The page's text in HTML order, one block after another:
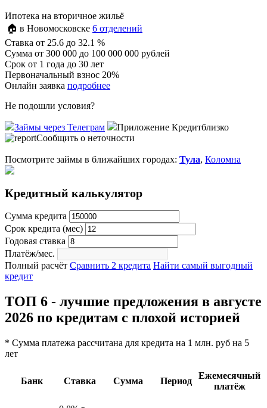
Ипотека на вторичное жильё
🏠 в Новомосковске 6 отделений
Ставка от 25.6 до 32.1 %
Сумма от 300 000 до 100 000 000 рублей
Срок от 1 года до 30 лет
Первоначальный взнос 20%
Онлайн заявка подробнее
Не подошли условия?
Займы через Телеграм
Приложение Кредитблизко
Сообщить о неточности
Посмотрите займы в ближайших городах: Тула, Коломна
Кредитный калькулятор
Сумма кредита
Срок кредита (мес)
Годовая ставка
Платёж/мес.
Полный расчёт Сравнить 2 кредита Найти самый выгодный
кредит
ТОП 6 - лучшие предложения в августе
2026 по кредитам с плохой историей
* Сумма платежа рассчитана для кредита на 1 млн. руб на 5
лет
Банк Ставка Сумма Период
Ежемесячный
платёж